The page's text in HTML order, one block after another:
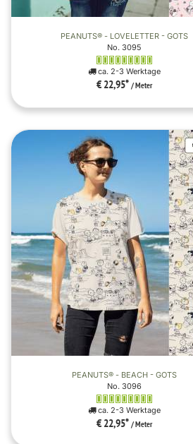
PEANUTS® - LOVELETTER - GOTS
No. 3095
ca. 2-3 Werktage
€ 22,95* / Meter
PEANUTS® - BEACH - GOTS
No. 3096
ca. 2-3 Werktage
€ 22,95* / Meter